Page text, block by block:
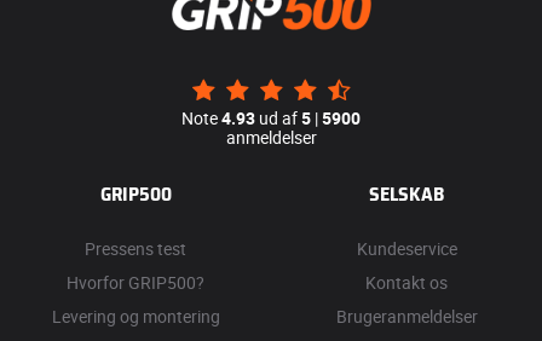
Note4.93 ud af5 |5900
anmeldelser
GRIP500
Pressens test
Hvorfor GRIP500?
Levering og montering
SELSKAB
Kundeservice
Kontakt os
Brugeranmeldelser